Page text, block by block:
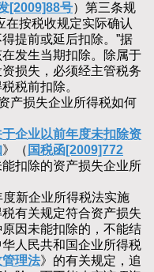
[2009]88号）第三条规
在按税收规定实际确认
提前或延后扣除。”据
发生当期扣除。除属于
损失，必须经主管税务
税前扣除。
损失企业所得税如何
于企业以前年度未扣除资
》（ 国税函[2009]772
扣除的资产损失企业所
新企业所得税法实施
有关规定符合资产损失
因未能扣除的，不能结
人民共和国企业所得税
理法》的有关规定，追